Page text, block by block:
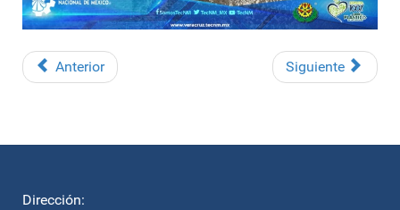
Anterior Siguiente
Dirección: